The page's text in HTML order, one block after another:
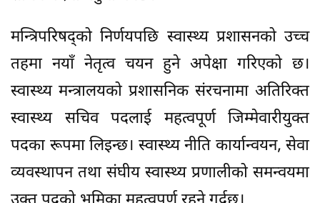
मन्त्रिपरिषद्को निर्णयपछि स्वास्थ्य प्रशासनको उच्च
तहमा नयाँ नेतृत्व चयन हुने अपेक्षा गरिएको छ।
स्वास्थ्य मन्त्रालयको प्रशासनिक संरचनामा अतिरिक्त
स्वास्थ्य सचिव पदलाई महत्वपूर्ण जिम्मेवारीयुक्त
पदका रूपमा लिइन्छ। स्वास्थ्य नीति कार्यान्वयन, सेवा
व्यवस्थापन तथा संघीय स्वास्थ्य प्रणालीको समन्वयमा